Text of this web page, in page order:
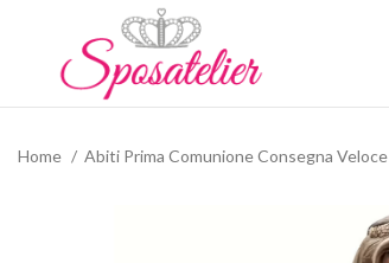
Home Abiti Prima Comunione Consegna Veloce